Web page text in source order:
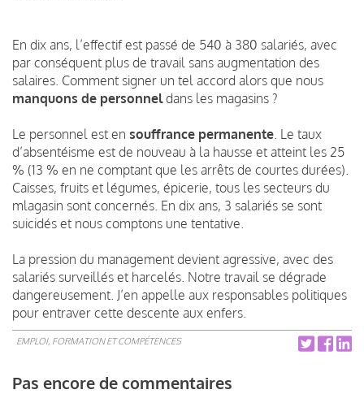
En dix ans, l’effectif est passé de 540 à 380 salariés, avec
par conséquent plus de travail sans augmentation des
salaires. Comment signer un tel accord alors que nous
manquons de personneldans les magasins ?
Le personnel est en souffrance permanente . Le taux
d’absentéisme est de nouveau à la hausse et atteint les 25
% (13 % en ne comptant que les arrêts de courtes durées).
Caisses, fruits et légumes, épicerie, tous les secteurs du
mlagasin sont concernés. En dix ans, 3 salariés se sont
suicidés et nous comptons une tentative.
La pression du management devient agressive, avec des
salariés surveillés et harcelés. Notre travail se dégrade
dangereusement. J’en appelle aux responsables politiques
pour entraver cette descente aux enfers.
EMPLOI, FORMATION ET COMPÉTENCES
Pas encore de commentaires